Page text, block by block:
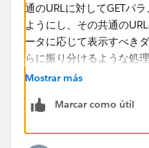
何卒よろしくお願い申し
通のURLに対してGETパ
ようにし、その共通の
ータに応じて表示すべき
らに振り分けるような処
よく考えたらこれだと埋
詳細については実際の環
ます。
Mostrar más
Marcar como útil